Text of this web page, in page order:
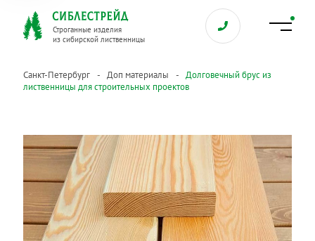
Строганные изделия
из сибирской лиственницы
Санкт-Петербург Доп материалы
Долговечный брус из
лиственницы для строительных проектов